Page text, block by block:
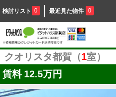
検討リスト 0 最近見た物件 0
クオリスタ都賀（1室）
賃料 12.5万円